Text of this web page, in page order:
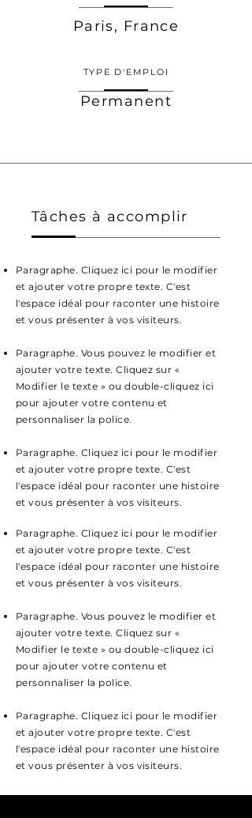
Paris, France
TYPE D'EMPLOI
Permanent
Tâches à accomplir
Paragraphe. Cliquez ici pour le modifier
et ajouter votre propre texte. C'est
l'espace idéal pour raconter une histoire
et vous présenter à vos visiteurs.
Paragraphe. Vous pouvez le modifier et
ajouter votre texte. Cliquez sur «
Modifier le texte » ou double-cliquez ici
pour ajouter votre contenu et
personnaliser la police.
Paragraphe. Cliquez ici pour le modifier
et ajouter votre propre texte. C'est
l'espace idéal pour raconter une histoire
et vous présenter à vos visiteurs.
Paragraphe. Cliquez ici pour le modifier
et ajouter votre propre texte. C'est
l'espace idéal pour raconter une histoire
et vous présenter à vos visiteurs.
Paragraphe. Vous pouvez le modifier et
ajouter votre texte. Cliquez sur «
Modifier le texte » ou double-cliquez ici
pour ajouter votre contenu et
personnaliser la police.
Paragraphe. Cliquez ici pour le modifier
et ajouter votre propre texte. C'est
l'espace idéal pour raconter une histoire
et vous présenter à vos visiteurs.